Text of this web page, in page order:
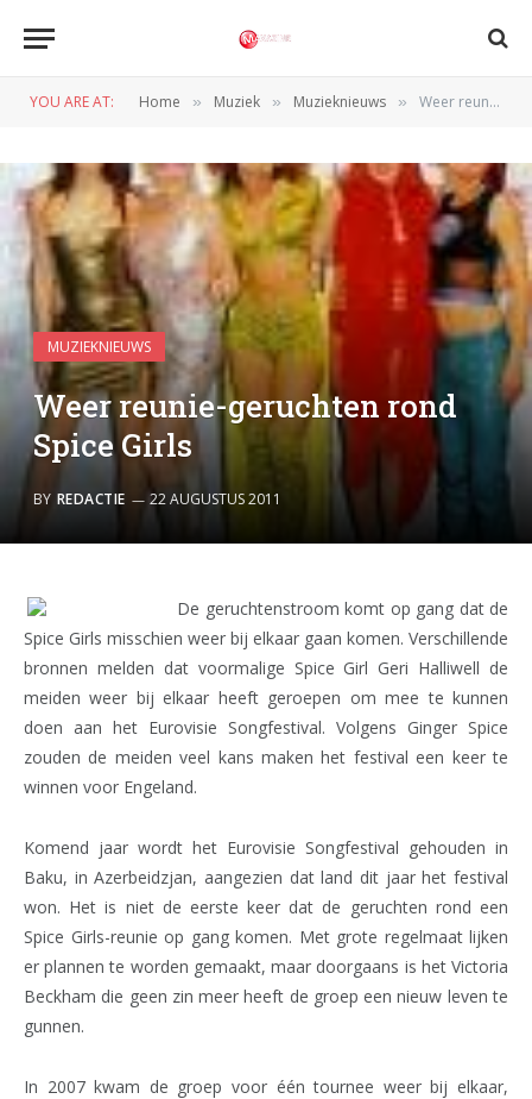
YOU ARE AT: Home » Muziek » Muzieknieuws » Weer reunie-geruchten rond Spice Girls
MUZIEKNIEUWS
Weer reunie-geruchten rond
Spice Girls
BY REDACTIE 22 AUGUSTUS 2011
De geruchtenstroom komt op gang dat de
Spice Girls misschien weer bij elkaar gaan komen. Verschillende
bronnen melden dat voormalige Spice Girl Geri Halliwell de
meiden weer bij elkaar heeft geroepen om mee te kunnen
doen aan het Eurovisie Songfestival. Volgens Ginger Spice
zouden de meiden veel kans maken het festival een keer te
winnen voor Engeland.
Komend jaar wordt het Eurovisie Songfestival gehouden in
Baku, in Azerbeidzjan, aangezien dat land dit jaar het festival
won. Het is niet de eerste keer dat de geruchten rond een
Spice Girls-reunie op gang komen. Met grote regelmaat lijken
er plannen te worden gemaakt, maar doorgaans is het Victoria
Beckham die geen zin meer heeft de groep een nieuw leven te
gunnen.
In 2007 kwam de groep voor één tournee weer bij elkaar,